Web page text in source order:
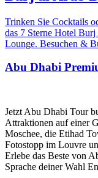
Trinken Sie Cocktails
das 7 Sterne Hotel
Lounge. Besuchen &
Abu Dhabi
Jetzt Abu Dhabi Tour
Attraktionen auf einer
Moschee, die Etihad
Fotostopp im Louvre
Erlebe das Beste von
Sprache deiner Wahl